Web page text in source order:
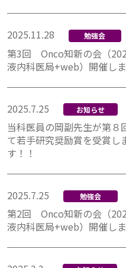
2025.11.28 勉強会
第3回 Onco知新の会（
液内科医局+web）開催し
2025.7.25 お知らせ
当科医員の岡副先生が第
て若手研究奨励賞を受賞し
す！！
2025.7.25 勉強会
第2回 Onco知新の会（
液内科医局+web）開催し